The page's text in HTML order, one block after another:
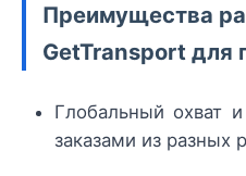
Преимущества
GetTransport для
Глобальный охват
заказами из разных